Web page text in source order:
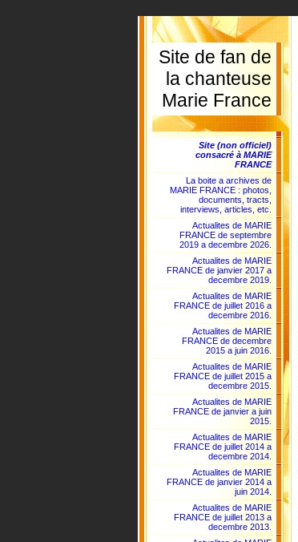
Site de fan de
la chanteuse
Marie France
Site (non officiel)
consacré à MARIE
FRANCE
La boite a archives de
MARIE FRANCE : photos,
documents, tracts,
interviews, articles, etc.
Actualites de MARIE
FRANCE de septembre
2019 a decembre 2026.
Actualites de MARIE
FRANCE de janvier 2017 a
decembre 2019.
Actualites de MARIE
FRANCE de juillet 2016 a
decembre 2016.
Actualites de MARIE
FRANCE de decembre
2015 a juin 2016.
Actualites de MARIE
FRANCE de juillet 2015 a
decembre 2015.
Actualites de MARIE
FRANCE de janvier a juin
2015.
Actualites de MARIE
FRANCE de juillet 2014 a
decembre 2014.
Actualites de MARIE
FRANCE de janvier 2014 a
juin 2014.
Actualites de MARIE
FRANCE de juillet 2013 a
decembre 2013.